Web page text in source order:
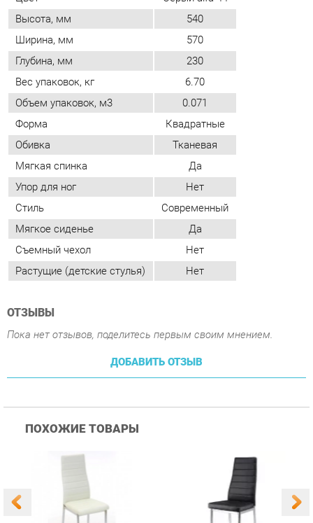
Объем упаковок, м3
0.071
Форма
Квадратные
Обивка
Тканевая
Мягкая спинка
Да
Упор для ног
Нет
Стиль
Современный
Мягкое сиденье
Да
Съемный чехол
Нет
Растущие (детские стулья)
Нет
ОТЗЫВЫ
Пока нет отзывов, поделитесь первым своим мнением.
ДОБАВИТЬ ОТЗЫВ
ПОХОЖИЕ ТОВАРЫ
3 090 ₽ Купить
Стул Цвет мебели F261-